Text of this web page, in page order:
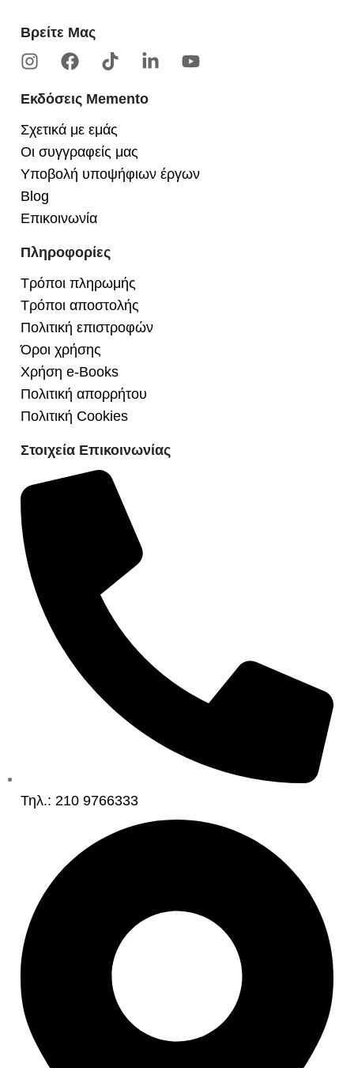
Βρείτε Μας
Εκδόσεις Memento
Σχετικά με εμάς
Οι συγγραφείς μας
Υποβολή υποψήφιων έργων
Blog
Επικοινωνία
Πληροφορίες
Τρόποι πληρωμής
Τρόποι αποστολής
Πολιτική επιστροφών
Όροι χρήσης
Χρήση e-Books
Πολιτική απορρήτου
Πολιτική Cookies
Στοιχεία Επικοινωνίας
Τηλ.: 210 9766333